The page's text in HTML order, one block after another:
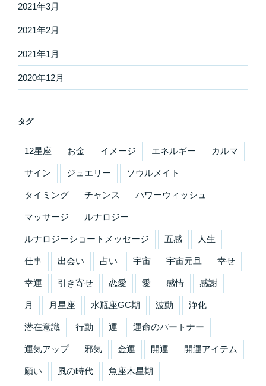
2021年3月
2021年2月
2021年1月
2020年12月
タグ
12星座 お金 イメージ エネルギー カルマ
サイン ジュエリー ソウルメイト
タイミング チャンス パワーウィッシュ
マッサージ ルナロジー
ルナロジーショートメッセージ 五感 人生
仕事 出会い 占い 宇宙 宇宙元旦 幸せ
幸運 引き寄せ 恋愛 愛 感情 感謝
月 月星座 水瓶座GC期 波動 浄化
潜在意識 行動 運 運命のパートナー
運気アップ 邪気 金運 開運 開運アイテム
願い 風の時代 魚座木星期